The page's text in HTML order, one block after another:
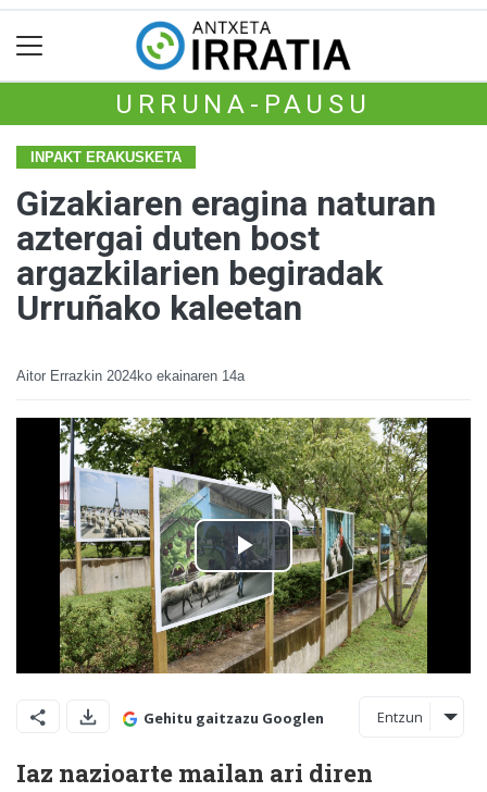
URRUNA-PAUSU
INPAKT ERAKUSKETA
Gizakiaren eragina naturan
aztergai duten bost
argazkilarien begiradak
Urruñako kaleetan
Aitor Errazkin 2024ko ekainaren 14a
Gehitu gaitzazu Googlen Entzun
Iaz nazioarte mailan ari diren